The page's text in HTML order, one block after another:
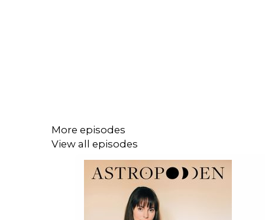
More episodes
View all episodes